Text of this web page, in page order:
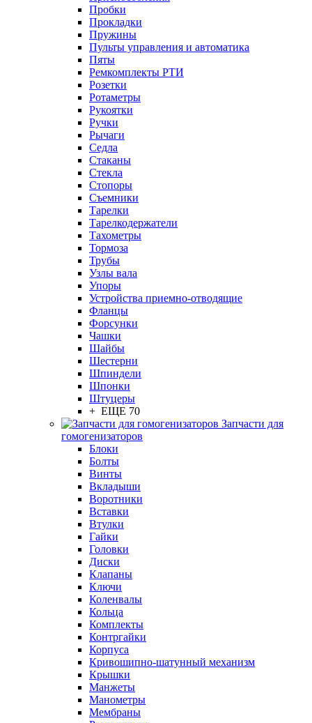
Пробки
Прокладки
Пружины
Пульты управления и автоматика
Пяты
Ремкомплекты РТИ
Розетки
Ротаметры
Рукоятки
Ручки
Рычаги
Седла
Стаканы
Стекла
Стопоры
Съемники
Тарелки
Тарелкодержатели
Тахометры
Тормоза
Трубы
Узлы вала
Упоры
Устройства приемно-отводящие
Фланцы
Форсунки
Чашки
Шайбы
Шестерни
Шпиндели
Шпонки
Штуцеры
+ ЕЩЕ 70
Запчасти для
гомогенизаторов
Блоки
Болты
Винты
Вкладыши
Воротники
Вставки
Втулки
Гайки
Головки
Диски
Клапаны
Ключи
Коленвалы
Кольца
Комплекты
Контргайки
Корпуса
Кривошипно-шатунный механизм
Крышки
Манжеты
Манометры
Мембраны